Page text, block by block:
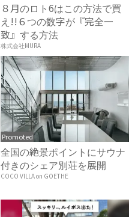
８月のロト6はこの方法で買
え!!６つの数字が『完全一
致』する方法
株式会社MURA
Promoted
全国の絶景ポイントにサウナ
付きのシェア別荘を展開
COCO VILLA on GOETHE